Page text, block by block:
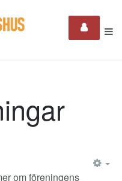
om föreningens